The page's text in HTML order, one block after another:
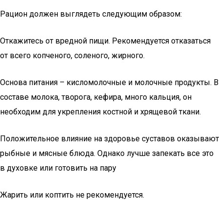
Рацион должен выглядеть следующим образом:
Откажитесь от вредной пищи. Рекомендуется отказаться
от всего копченого, соленого, жирного.
Основа питания – кисломолочные и молочные продукты. В
составе молока, творога, кефира, много кальция, он
необходим для укрепления костной и хрящевой ткани.
Положительное влияние на здоровье суставов оказывают
рыбные и мясные блюда. Однако лучше запекать все это
в духовке или готовить на пару
Жарить или коптить не рекомендуется.